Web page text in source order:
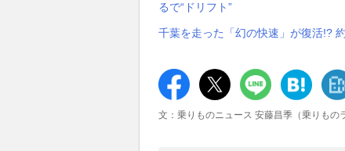
るで“ドリフト”
千葉を走った「幻の快速」が復活!?
文：乗りものニュース 安藤昌季（乗りもの